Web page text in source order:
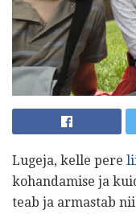
Lugeja, kelle pere
kohandamise ja
teab ja armastab